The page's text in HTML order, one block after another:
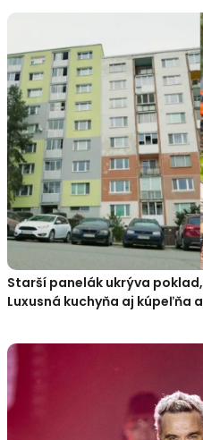
Starší panelák ukrýva
Luxusná kuchyňa aj kúpeľňa